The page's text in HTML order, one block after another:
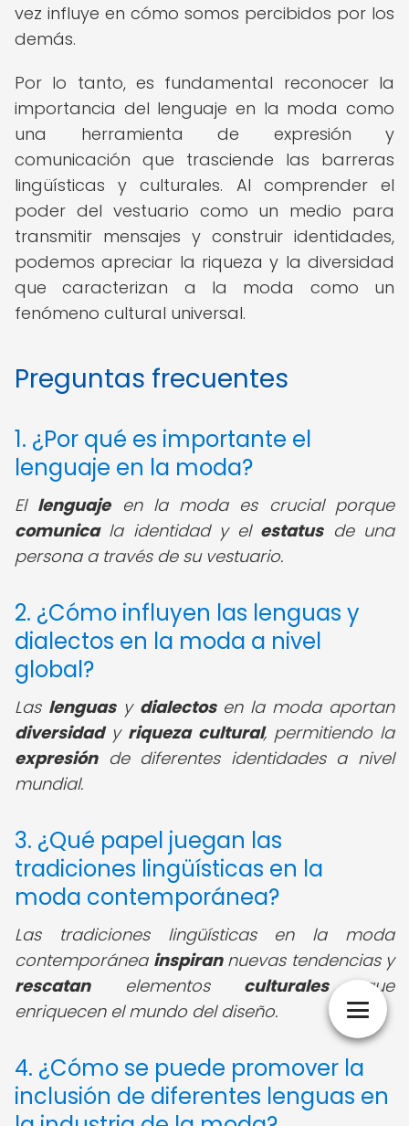
vez influye en cómo somos percibidos por los
demás.
Por lo tanto, es fundamental reconocer la
importancia del lenguaje en la moda como
una herramienta de expresión y
comunicación que trasciende las barreras
lingüísticas y culturales. Al comprender el
poder del vestuario como un medio para
transmitir mensajes y construir identidades,
podemos apreciar la riqueza y la diversidad
que caracterizan a la moda como un
fenómeno cultural universal.
Preguntas frecuentes
1. ¿Por qué es importante el
lenguaje en la moda?
El lenguajeen la moda es crucial porque
comunicala identidad y el estatusde una
persona a través de su vestuario.
2. ¿Cómo influyen las lenguas y
dialectos en la moda a nivel
global?
Las lenguasy dialectosen la moda aportan
diversidady riqueza cultural, permitiendo la
expresiónde diferentes identidades a nivel
mundial.
3. ¿Qué papel juegan las
tradiciones lingüísticas en la
moda contemporánea?
Las tradiciones lingüísticas en la moda
contemporánea inspirannuevas tendencias y
rescatanelementos culturalesque
enriquecen el mundo del diseño.
4. ¿Cómo se puede promover la
inclusión de diferentes lenguas en